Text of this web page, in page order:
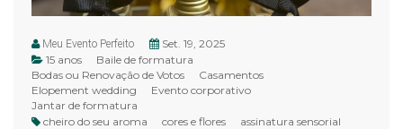
Meu Evento Perfeito
Set. 19, 2025
15 anos
Baile de formatura
Bodas ou Renovação de Votos
Casamentos
Elopement wedding
Evento corporativo
Jantar de formatura
cheiro do seu aroma
cores e flores
assinatura sensorial